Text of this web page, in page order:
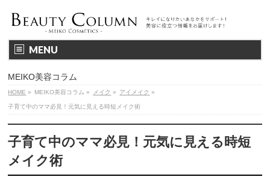
MENU
MEIKO美容コラム
HOME » MEIKO美容コラム » メイク » アイメイク »
子育て中のママ必見！元気に見える時短メイク術
子育て中のママ必見！元気に見える時短
メイク術